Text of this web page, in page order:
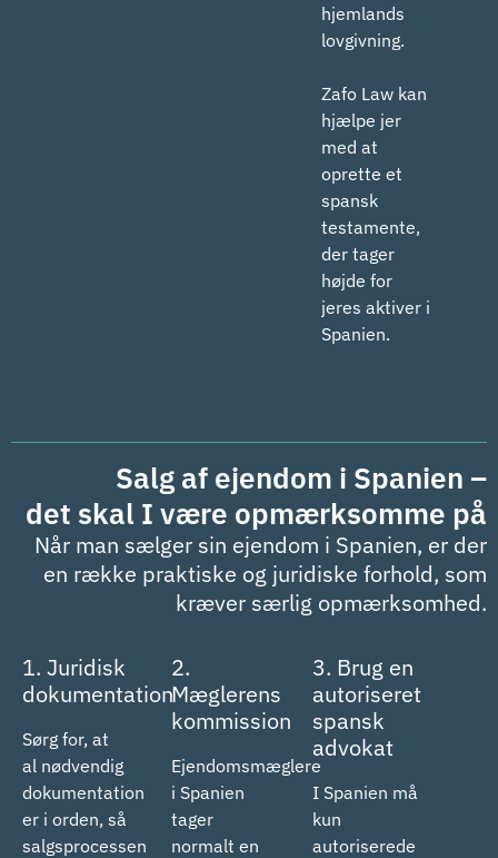
hjemlands
lovgivning.
Zafo Law kan
hjælpe jer
med at
oprette et
spansk
testamente,
der tager
højde for
jeres aktiver i
Spanien.
Salg af ejendom i Spanien –
det skal I være opmærksomme på
Når man sælger sin ejendom i Spanien, er der
en række praktiske og juridiske forhold, som
kræver særlig opmærksomhed.
1. Juridisk
dokumentation
Sørg for, at
al nødvendig
dokumentation
er i orden, så
salgsprocessen
2.
Mæglerens
kommission
Ejendomsmæglere
i Spanien
tager
normalt en
3. Brug en
autoriseret
spansk
advokat
I Spanien må
kun
autoriserede